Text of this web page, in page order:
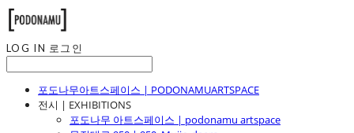
LOG IN 로그인
포도나무아트스페이스 | PODONAMUARTSPACE
전시 | EXHIBITIONS
포도나무 아트스페이스 | podonamu artspace